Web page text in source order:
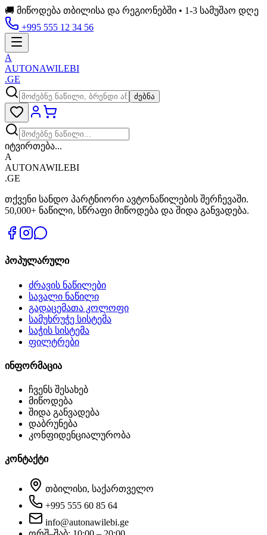
🚚 მიწოდება თბილისა და რეგიონებში • 1-3 სამუშაო დღე
+995 555 12 34 56
A
AUTONAWILEBI
.GE
ძებნა
იტვირთება...
A
AUTONAWILEBI
.GE
თქვენი სანდო პარტნიორი ავტონაწილების შერჩევაში.
50,000+ ნაწილი, სწრაფი მიწოდება და შიდა განვადება.
პოპულარული
ძრავის ნაწილები
სავალი ნაწილი
გადაცემათა კოლოფი
სამუხრუჭე სისტემა
საჭის სისტემა
ფილტრები
ინფორმაცია
ჩვენს შესახებ
მიწოდება
შიდა განვადება
დაბრუნება
კონფიდენციალურობა
კონტაქტი
თბილისი, საქართველო
+995 555 60 85 64
info@autonawilebi.ge